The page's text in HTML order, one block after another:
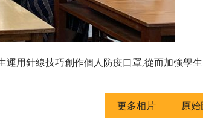
用針線技巧創作個人防疫口罩,從而加強學
更多相片 原